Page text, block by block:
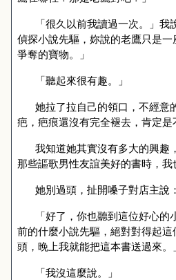
「很久以前我讀過一次。」
偵探小說先驅，妳說的老鷹只是
爭奪的寶物。」
「聽起來很有趣。」
她拉了拉自己的領口，不經意
疤，疤痕還沒有完全褪去，肯定是
我知道她其實沒有多大的興趣
那些謳歌男性友誼美好的書時，我
她別過頭，扯開嗓子對店主說：
「好了，你也聽到這位好心
前的什麼小說先驅，絕對對得起
頭，晚上我就能把這本書送過來。」
「我沒這麼說。」